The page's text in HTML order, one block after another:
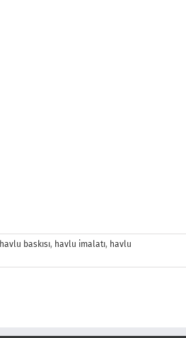
havlu baskısı, havlu imalatı, havlu